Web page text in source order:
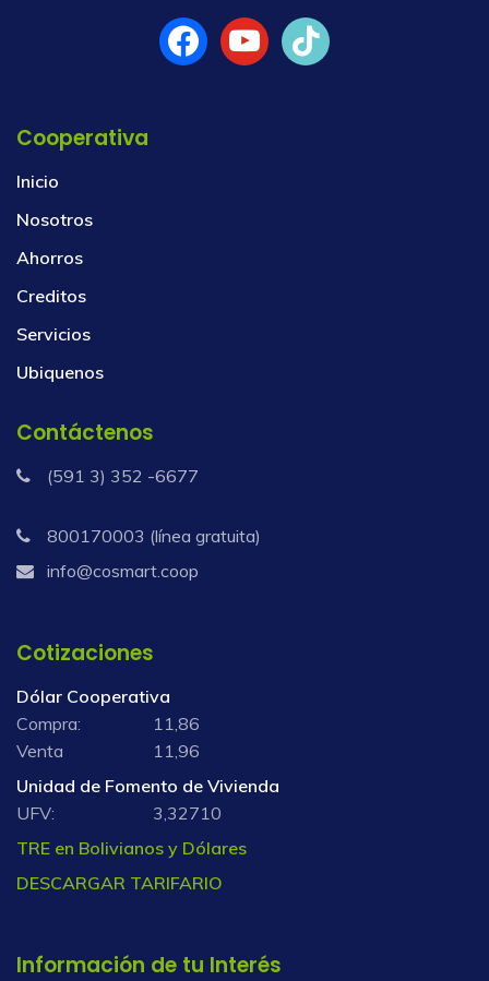
Cooperativa
Inicio
Nosotros
Ahorros
Creditos
Servicios
Ubiquenos
Contáctenos
(591 3) 352 -6677
800170003 (línea gratuita)
info@cosmart.coop
Cotizaciones
Dólar Cooperativa
Compra:
11,86
Venta
11,96
Unidad de Fomento de Vivienda
UFV:
3,32710
TRE en Bolivianos y Dólares
DESCARGAR TARIFARIO
Información de tu Interés